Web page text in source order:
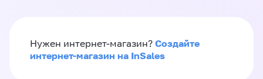
Нужен интернет-магазин? Создайте
интернет-магазин на InSales